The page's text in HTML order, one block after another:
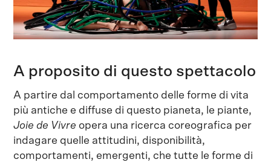
A proposito di questo spettacolo
A partire dal comportamento delle forme di vita
più antiche e diffuse di questo pianeta, le piante,
Joie de Vivre opera una ricerca coreografica per
indagare quelle attitudini, disponibilità,
comportamenti, emergenti, che tutte le forme di